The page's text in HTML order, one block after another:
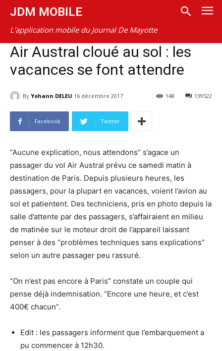
JDM MOBILE
L'application mobile du Journal De Mayotte
Air Austral cloué au sol : les
vacances se font attendre
By Yohann DELEU 16 décembre 2017 139522
148
Facebook Twitter
“Aucune explication, nous attendons” s’agace un
passager du vol Air Austral prévu ce samedi matin à
destination de Paris. Depuis plusieurs heures, les
passagers, pour la plupart en vacances, voient l’avion au
sol et patientent. Des techniciens, pris en photo depuis la
salle d’attente par des passagers, s’affairaient en milieu
de matinée sur le moteur droit de l’appareil laissant
penser à des “problèmes techniques sans explications”
selon un autre passager peu rassuré.
“On n’est pas encore à Paris” constate un couple qui
pense déjà indemnisation. “Encore une heure, et c’est
400€ chacun”.
Edit : les passagers informent que l’embarquement a
pu commencer à 12h30.